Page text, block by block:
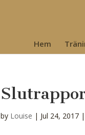
Hem
by Louise | Jul 24, 2017 |